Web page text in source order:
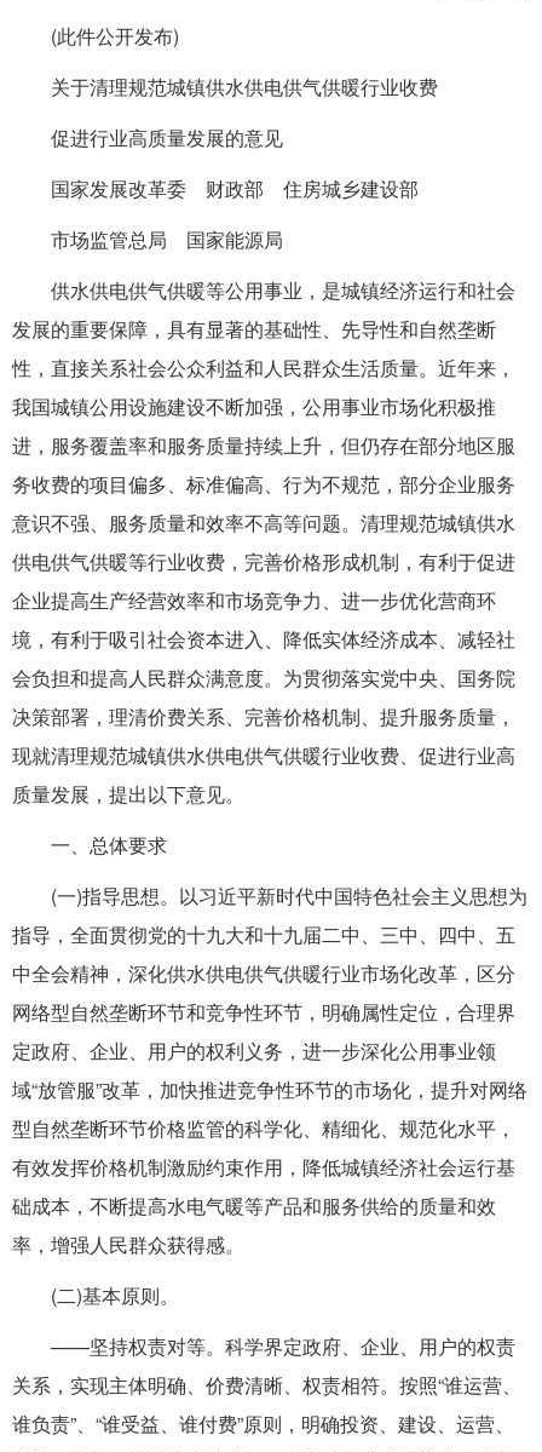
(此件公开发布)
关于清理规范城镇供水供电供气供暖行业收费
促进行业高质量发展的意见
国家发展改革委 财政部 住房城乡建设部
市场监管总局 国家能源局
供水供电供气供暖等公用事业，是城镇经济运行和社会
发展的重要保障，具有显著的基础性、先导性和自然垄断
性，直接关系社会公众利益和人民群众生活质量。近年来，
我国城镇公用设施建设不断加强，公用事业市场化积极推
进，服务覆盖率和服务质量持续上升，但仍存在部分地区服
务收费的项目偏多、标准偏高、行为不规范，部分企业服务
意识不强、服务质量和效率不高等问题。清理规范城镇供水
供电供气供暖等行业收费，完善价格形成机制，有利于促进
企业提高生产经营效率和市场竞争力、进一步优化营商环
境，有利于吸引社会资本进入、降低实体经济成本、减轻社
会负担和提高人民群众满意度。为贯彻落实党中央、国务院
决策部署，理清价费关系、完善价格机制、提升服务质量，
现就清理规范城镇供水供电供气供暖行业收费、促进行业高
质量发展，提出以下意见。
一、总体要求
(一)指导思想。以习近平新时代中国特色社会主义思想为
指导，全面贯彻党的十九大和十九届二中、三中、四中、五
中全会精神，深化供水供电供气供暖行业市场化改革，区分
网络型自然垄断环节和竞争性环节，明确属性定位，合理界
定政府、企业、用户的权利义务，进一步深化公用事业领
域“放管服”改革，加快推进竞争性环节的市场化，提升对网络
型自然垄断环节价格监管的科学化、精细化、规范化水平，
有效发挥价格机制激励约束作用，降低城镇经济社会运行基
础成本，不断提高水电气暖等产品和服务供给的质量和效
率，增强人民群众获得感。
(二)基本原则。
——坚持权责对等。科学界定政府、企业、用户的权责
关系，实现主体明确、价费清晰、权责相符。按照“谁运营、
谁负责”、“谁受益、谁付费”原则，明确投资、建设、运营、